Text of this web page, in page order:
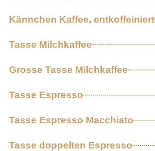
Kännchen Kaffee, entkoffeiniert
Tasse Milchkaffee
Grosse Tasse Milchkaffee
Tasse Espresso
Tasse Espresso Macchiato
Tasse doppelten Espresso